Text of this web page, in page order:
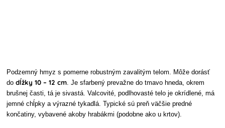
Podzemný hmyz s pomerne robustným zavalitým telom. Môže dorásť
dodĺžky 10 – 12 cm . Je sfarbený prevažne do tmavo hneda, okrem
brušnej časti, tá je sivastá. Valcovité, podlhovasté telo je okrídlené, má
jemné chĺpky a výrazné tykadlá. Typické sú preň väčšie predné
končatiny, vybavené akoby hrabákmi (podobne ako u krtov).